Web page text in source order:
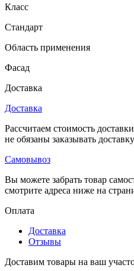
Класс
Стандарт
Область применения
Фасад
Доставка
Доставка
Рассчитаем стоимость
не обязаны заказывать доставку
Самовывоз
Вы можете забрать товар
смотрите адреса ниже на
Оплата
Доставка
Отзывы
Доставим товары на ваш